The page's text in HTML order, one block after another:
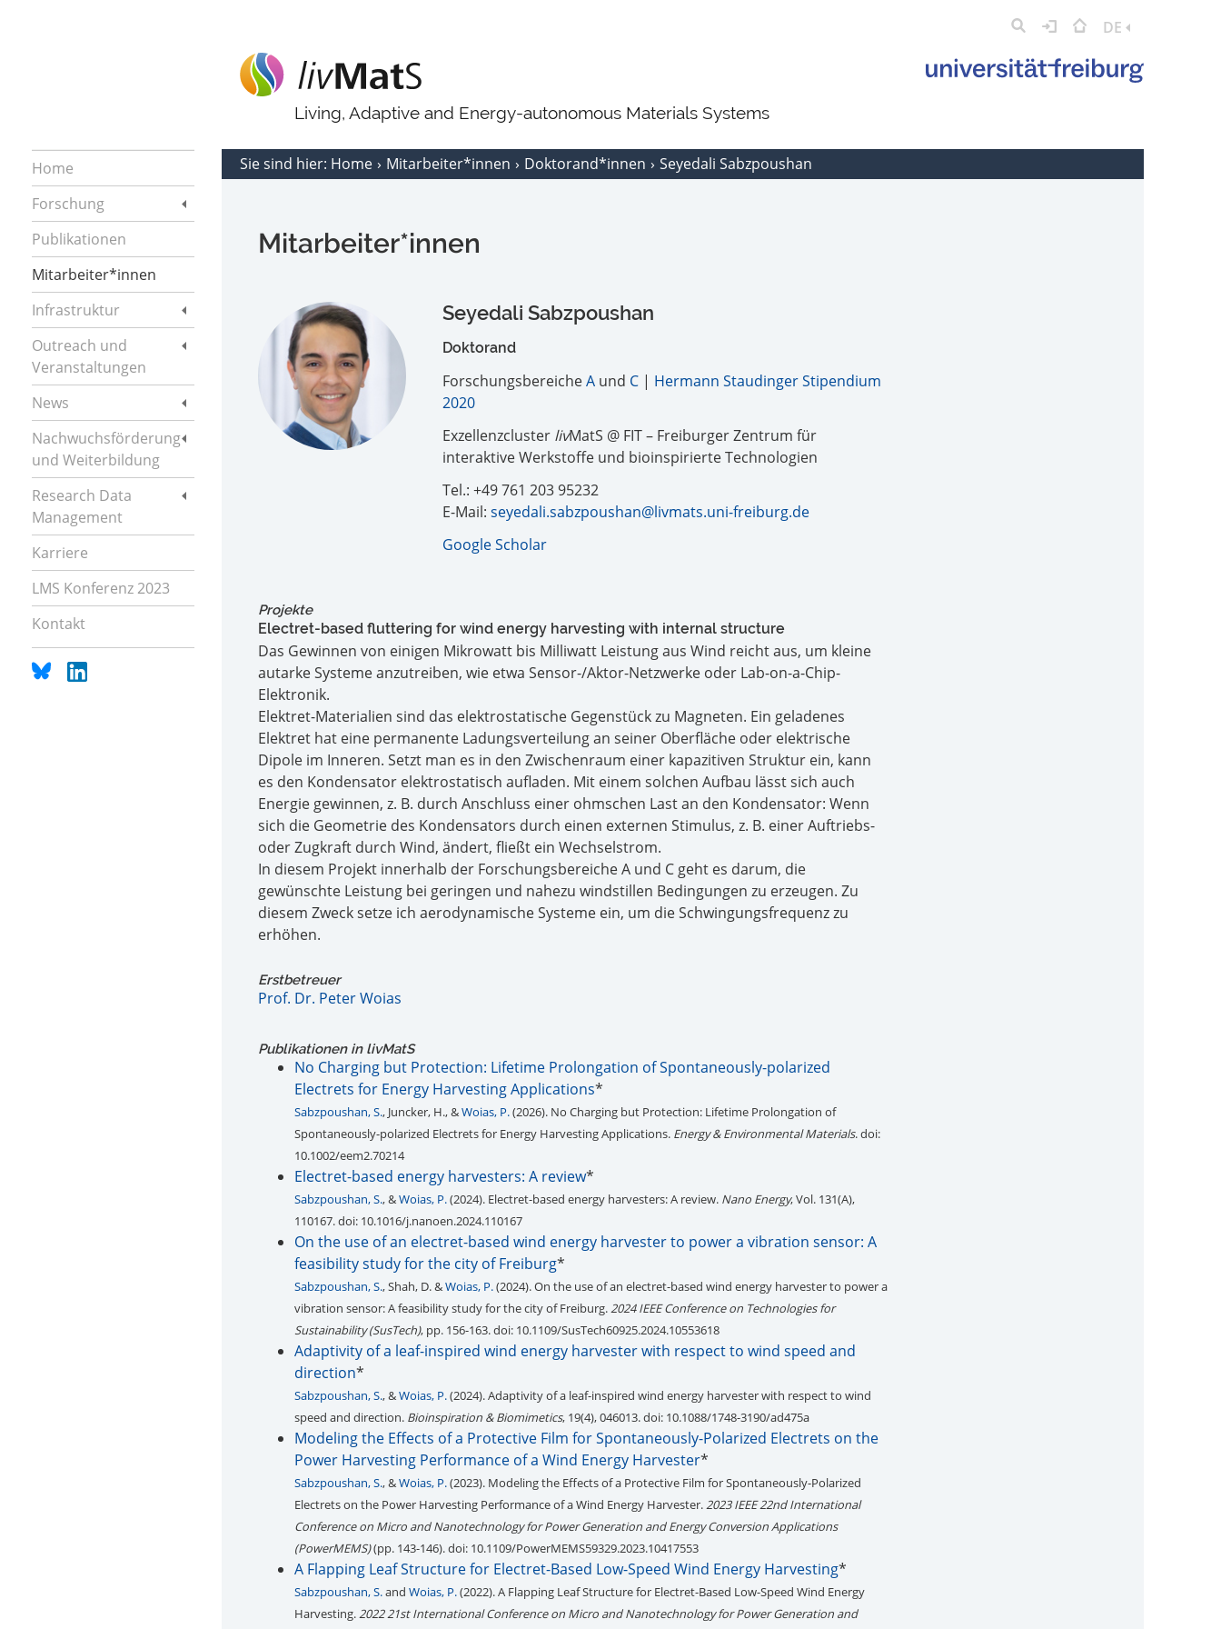
DE
Living, Adaptive and Energy-autonomous Materials Systems
Home
Forschung
Publikationen
Mitarbeiter*innen
Infrastruktur
Outreach und
Veranstaltungen
News
Nachwuchsförderung
und Weiterbildung
Research Data
Management
Karriere
LMS Konferenz 2023
Kontakt
Sie sind hier: Home Mitarbeiter*innen Doktorand*innen Seyedali Sabzpoushan
Mitarbeiter*innen
Seyedali Sabzpoushan
Doktorand
ForschungsbereicheA und C | Hermann Staudinger Stipendium
2020
Exzellenzcluster livMatS @ FIT – Freiburger Zentrum für
interaktive Werkstoffe und bioinspirierte Technologien
Tel.: +49 761 203 95232
E-Mail:seyedali.sabzpoushan@livmats.uni-freiburg.de
Google Scholar
Projekte
Electret-based fluttering for wind energy harvesting with internal structure
Das Gewinnen von einigen Mikrowatt bis Milliwatt Leistung aus Wind reicht aus, um kleine
autarke Systeme anzutreiben, wie etwa Sensor-/Aktor-Netzwerke oder Lab-on-a-Chip-
Elektronik.
Elektret-Materialien sind das elektrostatische Gegenstück zu Magneten. Ein geladenes
Elektret hat eine permanente Ladungsverteilung an seiner Oberfläche oder elektrische
Dipole im Inneren. Setzt man es in den Zwischenraum einer kapazitiven Struktur ein, kann
es den Kondensator elektrostatisch aufladen. Mit einem solchen Aufbau lässt sich auch
Energie gewinnen, z. B. durch Anschluss einer ohmschen Last an den Kondensator: Wenn
sich die Geometrie des Kondensators durch einen externen Stimulus, z. B. einer Auftriebs-
oder Zugkraft durch Wind, ändert, fließt ein Wechselstrom.
In diesem Projekt innerhalb der Forschungsbereiche A und C geht es darum, die
gewünschte Leistung bei geringen und nahezu windstillen Bedingungen zu erzeugen. Zu
diesem Zweck setze ich aerodynamische Systeme ein, um die Schwingungsfrequenz zu
erhöhen.
Erstbetreuer
Prof. Dr. Peter Woias
Publikationen in livMatS
No Charging but Protection: Lifetime Prolongation of Spontaneously-polarized
Electrets for Energy Harvesting Applications*
Sabzpoushan, S., Juncker, H., &Woias, P.(2026). No Charging but Protection: Lifetime Prolongation of
Spontaneously-polarized Electrets for Energy Harvesting Applications. Energy & Environmental Materials. doi:
10.1002/eem2.70214
Electret-based energy harvesters: A review*
Sabzpoushan, S., &Woias, P.(2024). Electret-based energy harvesters: A review. Nano Energy, Vol. 131(A),
110167. doi: 10.1016/j.nanoen.2024.110167
On the use of an electret-based wind energy harvester to power a vibration sensor: A
feasibility study for the city of Freiburg*
Sabzpoushan, S., Shah, D. &Woias, P.(2024). On the use of an electret-based wind energy harvester to power a
vibration sensor: A feasibility study for the city of Freiburg.2024 IEEE Conference on Technologies for
Sustainability (SusTech), pp. 156-163. doi: 10.1109/SusTech60925.2024.10553618
Adaptivity of a leaf-inspired wind energy harvester with respect to wind speed and
direction*
Sabzpoushan, S., &Woias, P.(2024). Adaptivity of a leaf-inspired wind energy harvester with respect to wind
speed and direction. Bioinspiration & Biomimetics, 19(4), 046013. doi: 10.1088/1748-3190/ad475a
Modeling the Effects of a Protective Film for Spontaneously-Polarized Electrets on the
Power Harvesting Performance of a Wind Energy Harvester*
Sabzpoushan, S., &Woias, P.(2023). Modeling the Effects of a Protective Film for Spontaneously-Polarized
Electrets on the Power Harvesting Performance of a Wind Energy Harvester.2023 IEEE 22nd International
Conference on Micro and Nanotechnology for Power Generation and Energy Conversion Applications
(PowerMEMS)(pp. 143-146). doi: 10.1109/PowerMEMS59329.2023.10417553
A Flapping Leaf Structure for Electret-Based Low-Speed Wind Energy Harvesting*
Sabzpoushan, S.and Woias, P.(2022). A Flapping Leaf Structure for Electret-Based Low-Speed Wind Energy
Harvesting.2022 21st International Conference on Micro and Nanotechnology for Power Generation and